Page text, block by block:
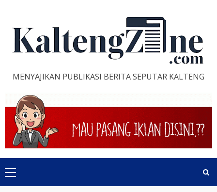
content
MENYAJIKAN PUBLIKASI BERITA SEPUTAR KALTENG
Primary
Menu